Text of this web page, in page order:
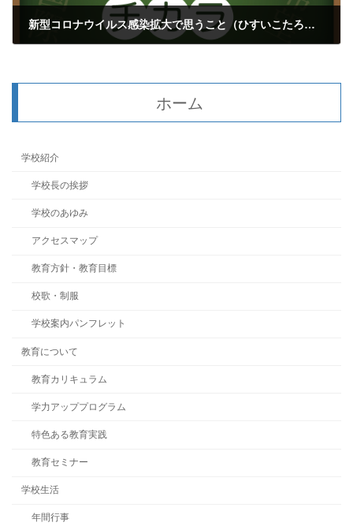
新型コロナウイルス感染拡大で思うこと（ひすいこたろう）
ホーム
学校紹介
学校長の挨拶
学校のあゆみ
アクセスマップ
教育方針・教育目標
校歌・制服
学校案内パンフレット
教育について
教育カリキュラム
学力アッププログラム
特色ある教育実践
教育セミナー
学校生活
年間行事